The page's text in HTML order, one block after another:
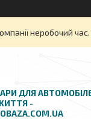
неробочий
ДЛЯ
-